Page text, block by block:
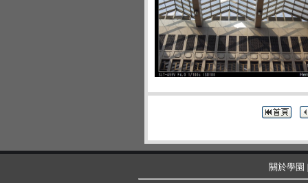
關於學園